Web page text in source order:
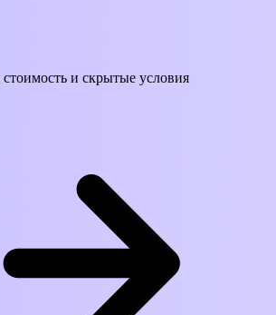
стоимость и скрытые условия